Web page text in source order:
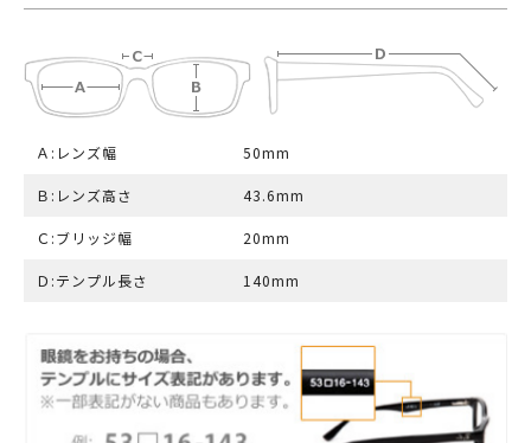
Ａ:レンズ幅 50mm
Ｂ:レンズ高さ 43.6mm
Ｃ:ブリッジ幅 20mm
Ｄ:テンプル長さ 140mm